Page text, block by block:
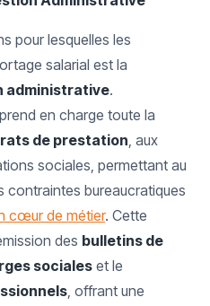
pour lesquelles les
salarial est la
administrative.
prend en charge toute la
de prestation, aux
sociales, permettant au
contraintes bureaucratiques
cœur de métier. Cette
des bulletins de
sociales et le
, offrant une